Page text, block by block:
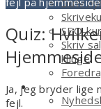
Skriv
SEO-
Skriv
klinge
Quiz:
Ja, jeg bryder lige
fejl.